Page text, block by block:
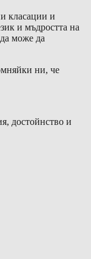
класации и
и мъдростта на
може да
ни, че
достойнство и